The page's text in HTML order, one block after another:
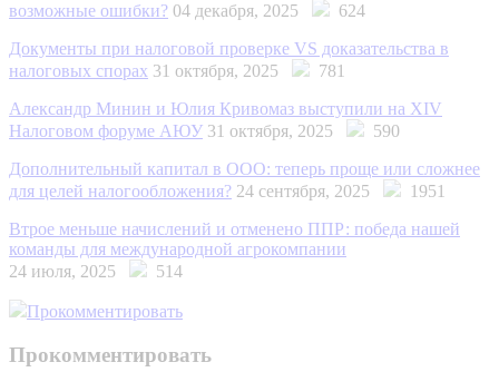
возможные ошибки? 04 декабря, 2025
624
Документы при налоговой проверке VS доказательства в
налоговых спорах 31 октября, 2025
781
Александр Минин и Юлия Кривомаз выступили на XIV
Налоговом форуме АЮУ 31 октября, 2025
590
Дополнительный капитал в ООО: теперь проще или сложнее
для целей налогообложения? 24 сентября, 2025
1951
Втрое меньше начислений и отменено ППР: победа нашей
команды для международной агрокомпании
24 июля, 2025
514
Прокомментировать
Прокомментировать